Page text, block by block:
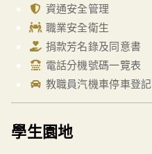
資通安全管理
職業安全衛生
捐款芳名錄及同意書
電話分機號碼一覽表
教職員汽機車停車登記
學生園地